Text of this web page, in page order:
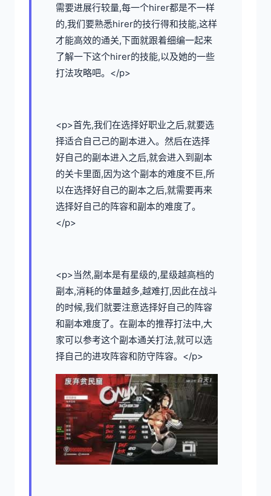
需要进展行较量,每一个hirer都是不一样
的,我们要熟悉hirer的技行得和技能,这样
才能高效的通关,下面就跟着细编一起来
了解一下这个hirer的技能,以及她的一些
打法攻略吧。</p>
<p>首先,我们在选择好职业之后,就要选
择适合自己己的副本进入。然后在选择
好自己的副本进入之后,就会进入到副本
的关卡里面,因为这个副本的难度不巨,所
以在选择好自己的副本之后,就需要再来
选择好自己的阵容和副本的难度了。
</p>
<p>当然,副本是有星级的,星级越高档的
副本,消耗的体量越多,越难打,因此在战斗
的时候,我们就要注意选择好自己的阵容
和副本难度了。在副本的推荐打法中,大
家可以参考这个副本通关打法,就可以选
择自己的进攻阵容和防守阵容。</p>